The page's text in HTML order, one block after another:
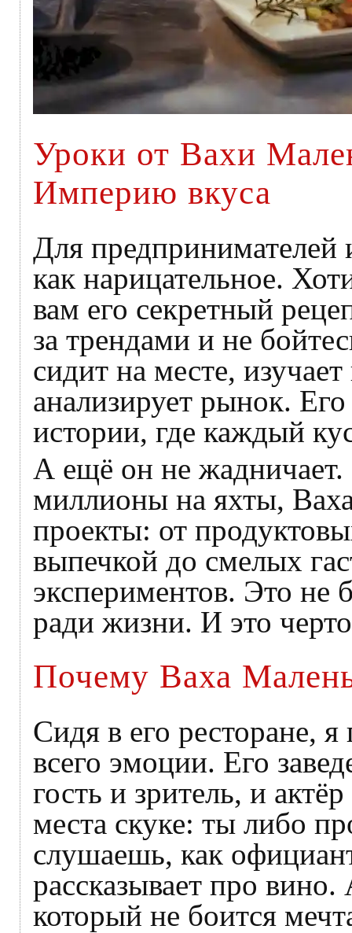
Уроки от Вахи
Империю вкуса
Для предпринимателей
как нарицательное.
вам его секретный
за трендами и не
сидит на месте,
анализирует рынок.
истории, где каждый
А ещё он не
миллионы на яхты,
проекты: от
выпечкой до смелых
экспериментов. Это не
ради жизни. И это
Почему Ваха
Сидя в его ресторане,
всего эмоции. Его
гость и зритель, и
места скуке: ты либо
слушаешь, как
рассказывает про
который не боится